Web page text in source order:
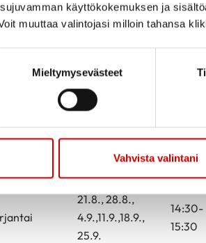
käyttökokemuksen ja
muuttaa valintojasi milloin tahansa
Mieltymysevästeet
Vahvista valintani
3.9., 10.9.,
13:30-
14:30
3.9.,10.9.,17.9.,
24.9
12:30-
21.8., 28.8.,
12:30-
13:30
21.8., 28.8.,
4.9.,11.9.,18.9.,
25.9.
14:30-
15:30